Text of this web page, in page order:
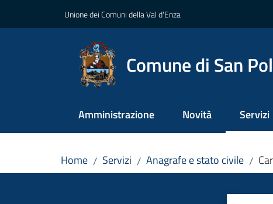
Unione dei Comuni della Val d'Enza
Comune di San
Amministrazione Novità Servizi
Menu
Home / Servizi / Anagrafe e stato civile /